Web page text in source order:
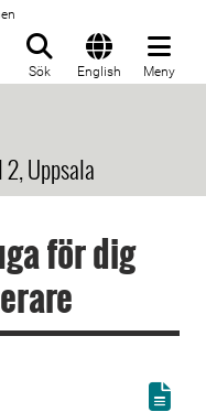
Sök English Meny
Uppsala
för dig